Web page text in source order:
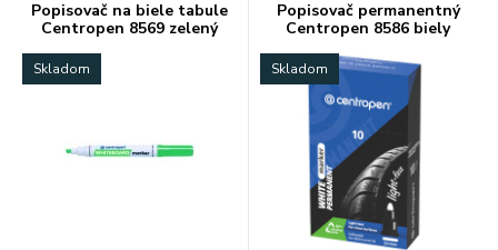
Popisovač na biele tabule
Centropen 8569 zelený
Skladom
Popisovač permanentný
Centropen 8586 biely
Skladom